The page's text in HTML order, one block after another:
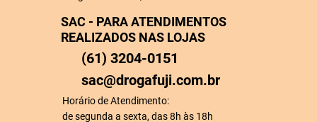
SAC - PARA ATENDIMENTOS
REALIZADOS NAS LOJAS
(61) 3204-0151
sac@drogafuji.com.br
Horário de Atendimento:
de segunda a sexta, das 8h às 18h